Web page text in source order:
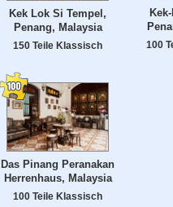
Kek Lok Si Tempel,
Penang, Malaysia
150 Teile Klassisch 100
Das Pinang Peranakan
Herrenhaus, Malaysia
100 Teile Klassisch